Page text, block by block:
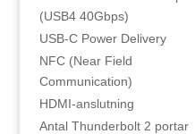
(USB4 40Gbps)
USB-C Power Delivery
NFC (Near Field
Communication)
HDMI-anslutning
Antal Thunderbolt 2 portar